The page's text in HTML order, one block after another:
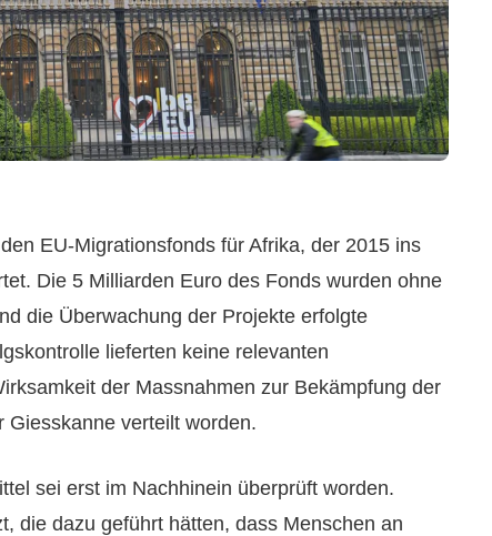
EU-Migrationsfonds für Afrika, der 2015 ins
Die 5 Milliarden Euro des Fonds wurden ohne
die Überwachung der Projekte erfolgte
lieferten keine relevanten
der Massnahmen zur Bekämpfung der
Giesskanne verteilt worden.
sei erst im Nachhinein überprüft worden.
die dazu geführt hätten, dass Menschen an